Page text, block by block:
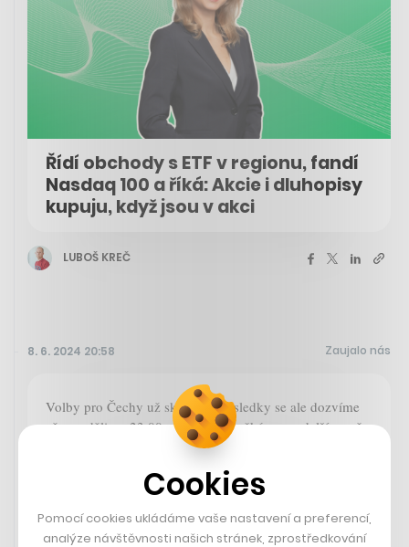
Řídí obchody s ETF v regionu, fandí
Nasdaq 100 a říká: Akcie i dluhopisy
kupuju, když jsou v akci
LUBOŠ KREČ
8. 6. 2024 20:58 Zaujalo nás
Volby pro Čechy už skončily, výsledky se ale dozvíme
až v neděli po 23:00, protože si počkáme na další země
Data k hlasování jsou „zmrazena“.
Cookies
Pomocí cookies ukládáme vaše nastavení a preferencí,
analýze návštěvnosti našich stránek, zprostředkování